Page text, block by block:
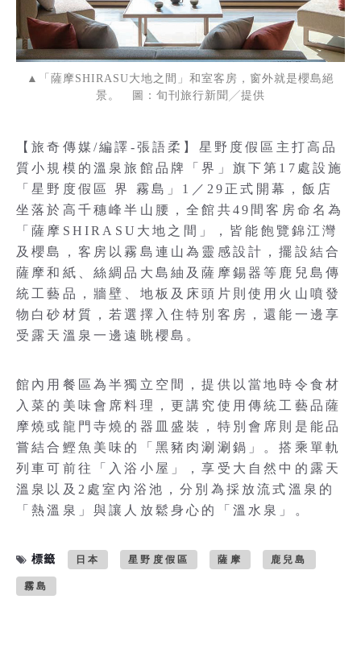
▲「薩摩SHIRASU大地之間」和室客房，窗外就是櫻島絕
景。 圖：旬刊旅行新聞╱提供
【旅奇傳媒/編譯-張語柔】星野度假區主打高品
質小規模的溫泉旅館品牌「界」旗下第17處設施
「星野度假區 界 霧島」1／29正式開幕，飯店
坐落於高千穗峰半山腰，全館共49間客房命名為
「薩摩SHIRASU大地之間」，皆能飽覽錦江灣
及櫻島，客房以霧島連山為靈感設計，擺設結合
薩摩和紙、絲綢品大島紬及薩摩錫器等鹿兒島傳
統工藝品，牆壁、地板及床頭片則使用火山噴發
物白砂材質，若選擇入住特別客房，還能一邊享
受露天溫泉一邊遠眺櫻島。
館內用餐區為半獨立空間，提供以當地時令食材
入菜的美味會席料理，更講究使用傳統工藝品薩
摩燒或龍門寺燒的器皿盛裝，特別會席則是能品
嘗結合鰹魚美味的「黑豬肉涮涮鍋」。搭乘單軌
列車可前往「入浴小屋」，享受大自然中的露天
溫泉以及2處室內浴池，分別為採放流式溫泉的
「熱溫泉」與讓人放鬆身心的「溫水泉」。
標籤 日本 星野度假區 薩摩 鹿兒島
霧島